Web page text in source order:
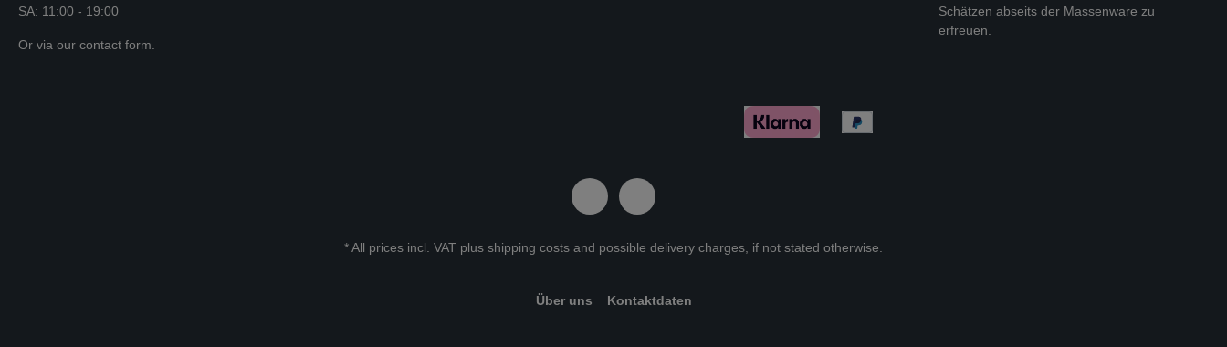
Schätzen abseits der Massenware zu
erfreuen.
SA: 11:00 - 19:00
Or via our contact form
* All prices incl. VAT plus shipping costs and possible delivery charges, if not stated otherwise.
Über uns Kontaktdaten